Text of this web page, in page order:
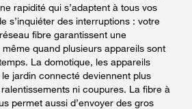
rapidité qui s’adaptent à tous vos
s’inquiéter des interruptions : votre
fibre garantissent une
quand plusieurs appareils sont
La domotique, les appareils
jardin connecté deviennent plus
ni coupures. La fibre à
permet aussi d’envoyer des gros